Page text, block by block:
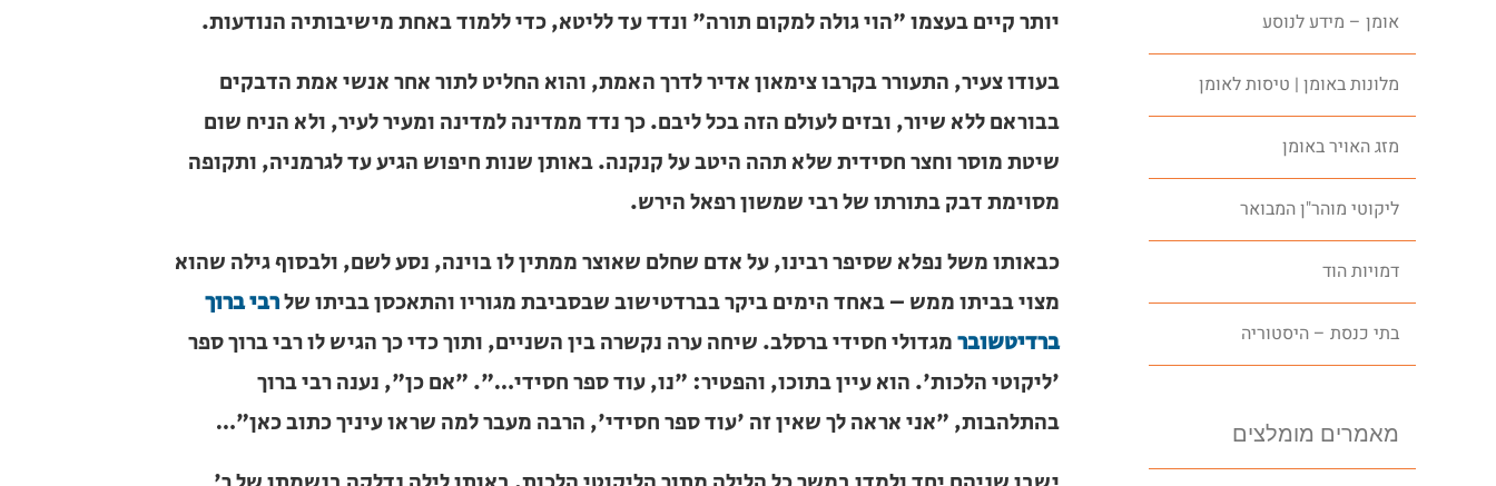
אומן – מידע לנוסע
מלונות באומן | טיסות לאומן
מזג האויר באומן
ליקוטי מוהר"ן המבואר
דמויות הוד
בתי כנסת – היסטוריה
מאמרים מומלצים
יותר קיים בעצמו "הוי גולה למקום תורה" ונדד עד לליטא, כדי ללמוד באחת מישיבותיה הנודעות.
בעודו צעיר, התעורר בקרבו צימאון אדיר לדרך האמת, והוא החליט לתור אחר אנשי אמת הדבקים
בבוראם ללא שיור, ובזים לעולם הזה בכל ליבם. כך נדד ממדינה למדינה ומעיר לעיר, ולא הניח שום
שיטת מוסר וחצר חסידית שלא תהה היטב על קנקנה. באותן שנות חיפוש הגיע עד לגרמניה, ותקופה
מסוימת דבק בתורתו של רבי שמשון רפאל הירש.
כבאותו משל נפלא שסיפר רבינו, על אדם שחלם שאוצר ממתין לו בוינה, נסע לשם, ולבסוף גילה
שהוא מצוי בביתו ממש – באחד הימים ביקר בברדטישוב שבסביבת מגוריו והתאכסן בביתו שלרבי
ברוך ברדיטשוברמגדולי חסידי ברסלב. שיחה ערה נקשרה בין השניים, ותוך כדי כך הגיש לו רבי
ברוך ספר 'ליקוטי הלכות'. הוא עיין בתוכו, והפטיר: "נו, עוד ספר חסידי…". "אם כן", נענה רבי
ברוך בהתלהבות, "אני אראה לך שאין זה 'עוד ספר חסידי', הרבה מעבר למה שראו עיניך כתוב